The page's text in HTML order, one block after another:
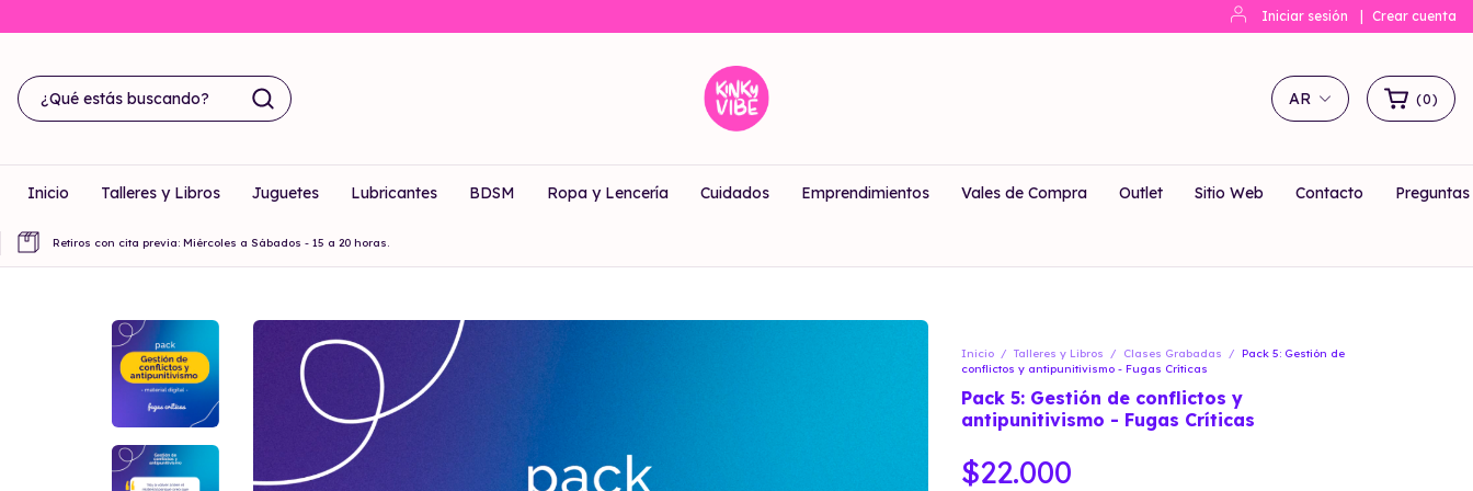
Iniciar sesión Crear cuenta
AR (0)
Inicio Talleres y Libros Juguetes Lubricantes BDSM Ropa y Lencería Cuidados Emprendimientos Vales de Compra Outlet Sitio Web Contacto
Retiros con cita previa: Miércoles a Sábados - 15 a 20 horas.
Inicio / Talleres y Libros / Clases Grabadas / Pack 5: Gestión de
conflictos y antipunitivismo - Fugas Críticas
Pack 5: Gestión de conflictos y
antipunitivismo - Fugas Críticas
$22.000